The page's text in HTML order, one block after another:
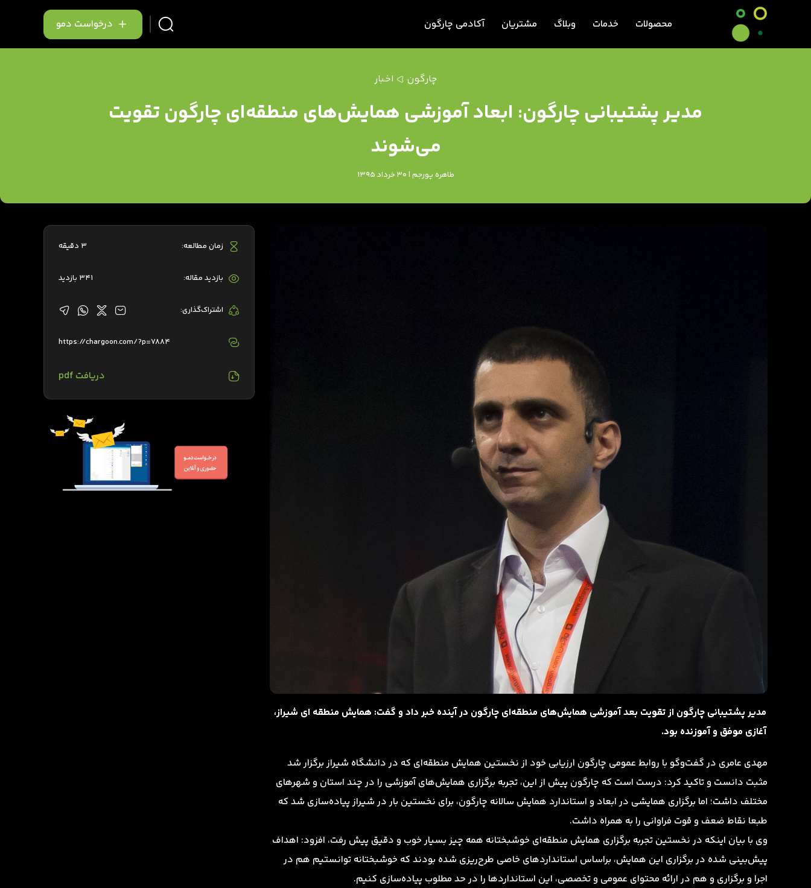
محصولات خدمات وبلاگ مشتریان آکادمی چارگون درخواست دمو
چارگون اخبار
مدیر پشتیبانی چارگون: ابعاد آموزشی همایش‌های منطقه‌ای چارگون تقویت
می‌شوند
طاهره پورجم | 30 خرداد 1395
مدیر پشتیبانی چارگون از تقویت بعد آموزشی همایش‌های منطقه‌ای چارگون در آینده خبر داد و گفت: همایش منطقه ای شیراز،
آغازی موفق و آموزنده بود.
مهدی عامری در گفت‌وگو با روابط عمومی چارگون ارزیابی خود از نخستین همایش منطقه‌ای که در دانشگاه شیراز برگزار شد
مثبت دانست و تاکید کرد: درست است که چارگون پیش از این، تجربه برگزاری همایش‌های آموزشی را در چند استان و شهرهای
مختلف داشت؛ اما برگزاری همایشی در ابعاد و استاندارد همایش سالانه چارگون، برای نخستین بار در شیراز پیاده‌سازی شد که
طبعا نقاط ضعف و قوت فراوانی را به همراه داشت.
وی با بیان اینکه در نخستین تجربه برگزاری همایش منطقه‌ای خوشبختانه همه چیز بسیار خوب و دقیق پیش رفت، افزود: اهداف
پیش‌بینی شده در برگزاری این همایش، براساس استانداردهای خاصی طرح‌ریزی شده بودند که خوشبختانه توانستیم هم در
اجرا و برگزاری و هم در ارائه محتوای عمومی و تخصصی، این استانداردها را در حد مطلوب پیاده‌سازی کنیم.
زمان مطالعه: 3 دقیقه
بازدید مقاله: 341 بازدید
اشتراک‌گذاری:
https://chargoon.com/?p=7884
دریافت pdf